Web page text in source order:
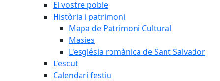
El vostre poble
Història i patrimoni
Mapa de Patrimoni Cultural
Masies
L'església romànica de Sant Salvador
L'escut
Calendari festiu